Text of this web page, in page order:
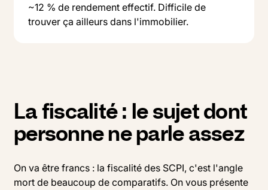
~12 % de rendement effectif. Difficile de
trouver ça ailleurs dans l'immobilier.
La fiscalité : le sujet dont
personne ne parle assez
On va être francs : la fiscalité des SCPI, c'est l'angle
mort de beaucoup de comparatifs. On vous présente